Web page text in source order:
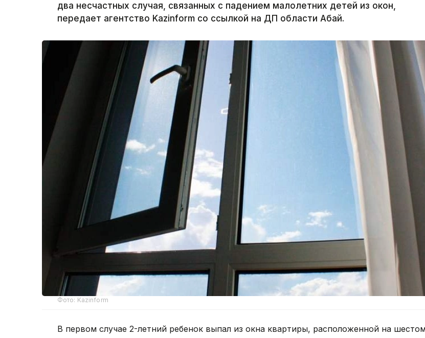
два несчастных случая, связанных с падением малолетних детей из окон,
передает агентство Kazinform со ссылкой на ДП области Абай.
Фото: Kazinform
В первом случае 2-летний ребенок выпал из окна квартиры, расположенной на